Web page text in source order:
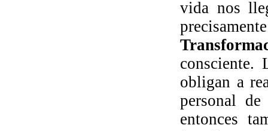
vida nos
consciente.
obligan a
personal
entonces